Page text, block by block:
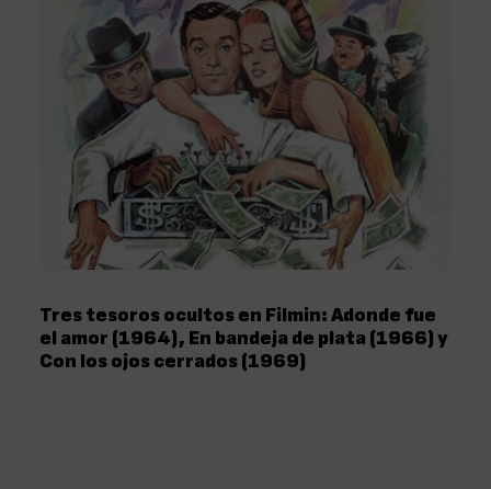
Tres tesoros ocultos en Filmin: Adonde fue
el amor (1964), En bandeja de plata (1966) y
Con los ojos cerrados (1969)